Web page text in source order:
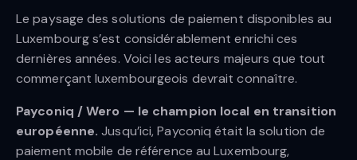
Le paysage des solutions de paiement disponibles au
Luxembourg s’est considérablement enrichi ces
dernières années. Voici les acteurs majeurs que tout
commerçant luxembourgeois devrait connaître.
Payconiq / Wero — le champion local en transition
européenne. Jusqu’ici, Payconiq était la solution de
paiement mobile de référence au Luxembourg,